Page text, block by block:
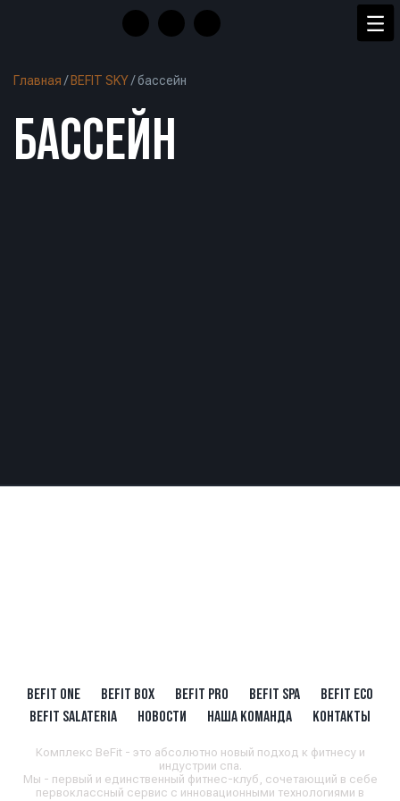
Главная / BEFIT SKY/бассейн
БАССЕЙН
BEFIT ONE BEFIT BOX BEFIT PRO BEFIT SPA
BEFIT ECO
BEFIT SALATERIA
НОВОСТИ НАША КОМАНДА КОНТАКТЫ
Комплекс BeFit - это абсолютно новый подход к фитнесу и
индустрии спа.
Мы - первый и единственный фитнес-клуб, сочетающий в себе
первоклассный сервис с инновационными технологиями в